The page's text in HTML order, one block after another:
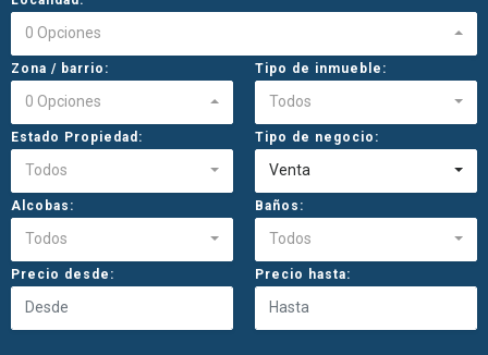
0 Opciones
Zona / barrio:
0 Opciones
Tipo de inmueble:
Todos
Estado Propiedad:
Todos
Tipo de negocio:
Venta
Alcobas:
Todos
Baños:
Todos
Precio desde: Precio hasta: